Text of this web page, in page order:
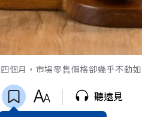
個月，市場零售價格卻幾乎不
聽遠見